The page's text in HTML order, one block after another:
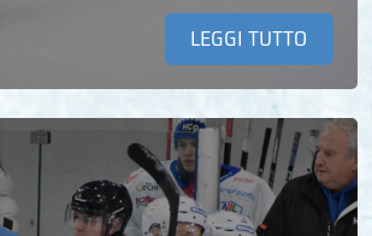
LEGGI TUTTO